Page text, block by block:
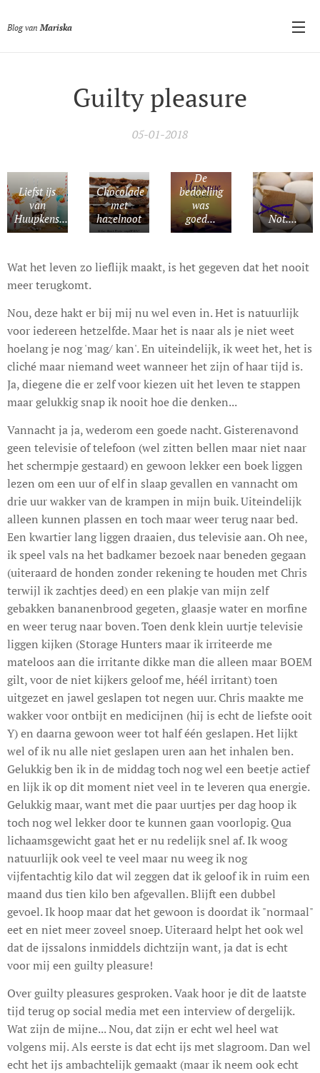
Blog van Mariska
Guilty pleasure
05-01-2018
Liefst ijs
van
Huupkens...
Chocolade
met
hazelnoot
De
bedoeling
was
goed...
Not....
Wat het leven zo lieflijk maakt, is het gegeven dat het nooit
meer terugkomt.
Nou, deze hakt er bij mij nu wel even in. Het is natuurlijk
voor iedereen hetzelfde. Maar het is naar als je niet weet
hoelang je nog 'mag/ kan'. En uiteindelijk, ik weet het, het is
cliché maar niemand weet wanneer het zijn of haar tijd is.
Ja, diegene die er zelf voor kiezen uit het leven te stappen
maar gelukkig snap ik nooit hoe die denken...
Vannacht ja ja, wederom een goede nacht. Gisterenavond
geen televisie of telefoon (wel zitten bellen maar niet naar
het schermpje gestaard) en gewoon lekker een boek liggen
lezen om een uur of elf in slaap gevallen en vannacht om
drie uur wakker van de krampen in mijn buik. Uiteindelijk
alleen kunnen plassen en toch maar weer terug naar bed.
Een kwartier lang liggen draaien, dus televisie aan. Oh nee,
ik speel vals na het badkamer bezoek naar beneden gegaan
(uiteraard de honden zonder rekening te houden met Chris
terwijl ik zachtjes deed) en een plakje van mijn zelf
gebakken bananenbrood gegeten, glaasje water en morfine
en weer terug naar boven. Toen denk klein uurtje televisie
liggen kijken (Storage Hunters maar ik irriteerde me
mateloos aan die irritante dikke man die alleen maar BOEM
gilt, voor de niet kijkers geloof me, héél irritant) toen
uitgezet en jawel geslapen tot negen uur. Chris maakte me
wakker voor ontbijt en medicijnen (hij is echt de liefste ooit
Y) en daarna gewoon weer tot half één geslapen. Het lijkt
wel of ik nu alle niet geslapen uren aan het inhalen ben.
Gelukkig ben ik in de middag toch nog wel een beetje actief
en lijk ik op dit moment niet veel in te leveren qua energie.
Gelukkig maar, want met die paar uurtjes per dag hoop ik
toch nog wel lekker door te kunnen gaan voorlopig. Qua
lichaamsgewicht gaat het er nu redelijk snel af. Ik woog
natuurlijk ook veel te veel maar nu weeg ik nog
vijfentachtig kilo dat wil zeggen dat ik geloof ik in ruim een
maand dus tien kilo ben afgevallen. Blijft een dubbel
gevoel. Ik hoop maar dat het gewoon is doordat ik "normaal"
eet en niet meer zoveel snoep. Uiteraard helpt het ook wel
dat de ijssalons inmiddels dichtzijn want, ja dat is echt
voor mij een guilty pleasure!
Over guilty pleasures gesproken. Vaak hoor je dit de laatste
tijd terug op social media met een interview of dergelijk.
Wat zijn de mijne... Nou, dat zijn er echt wel heel wat
volgens mij. Als eerste is dat echt ijs met slagroom. Dan wel
echt het ijs ambachtelijk gemaakt (maar ik neem ook echt